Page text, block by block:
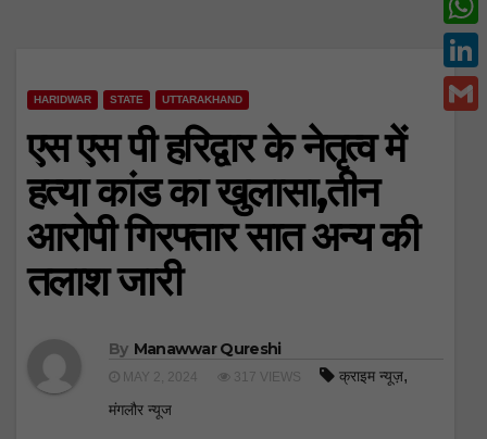
HARIDWAR STATE UTTARAKHAND
एस एस पी हरिद्वार के नेतृत्व में
हत्या कांड का खुलासा,तीन
आरोपी गिरफ्तार सात अन्य की
तलाश जारी
By Manawwar Qureshi
MAY 2, 2024 317 VIEWS क्राइम न्यूज़,
मंगलौर न्यूज
c
e
w
i
W
h
a
L